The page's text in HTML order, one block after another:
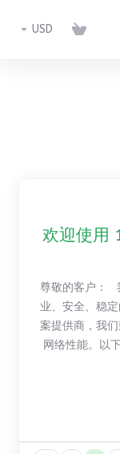
USD
欢迎使用
尊敬的客户：
业、安全、稳
案提供商，我
网络性能。以